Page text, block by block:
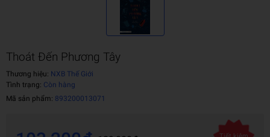
Thoát Đến Phương Tây
Thương hiệu: NXB Thế Giới
Tình trạng: Còn hàng
Mã sản phẩm: 893200013071